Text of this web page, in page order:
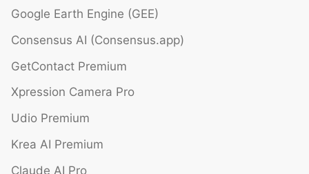
Google Earth Engine (GEE)
Consensus AI (Consensus.app)
GetContact Premium
Xpression Camera Pro
Udio Premium
Krea AI Premium
Claude AI Pro